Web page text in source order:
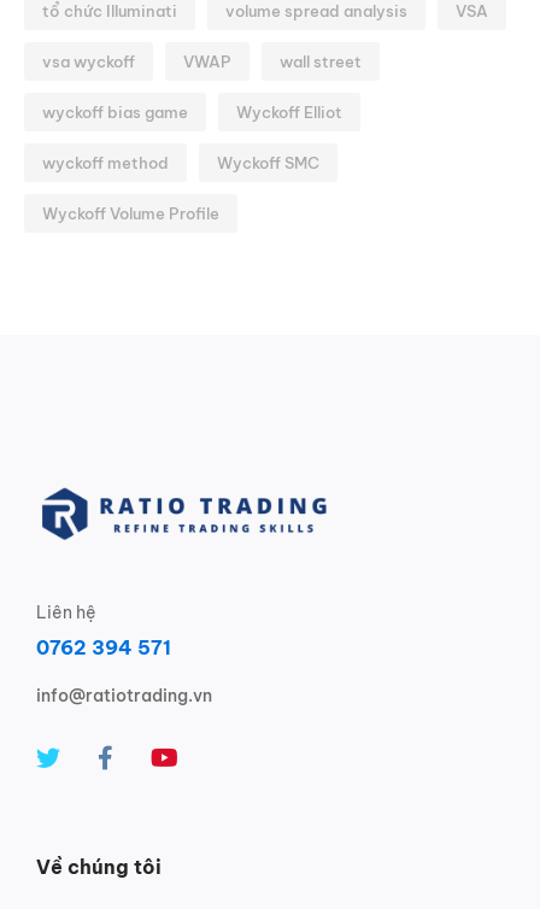
tổ chức Illuminati volume spread analysis VSA
vsa wyckoff VWAP wall street
wyckoff bias game Wyckoff Elliot
wyckoff method Wyckoff SMC
Wyckoff Volume Profile
Liên hệ
0762 394 571
info@ratiotrading.vn
Về chúng tôi